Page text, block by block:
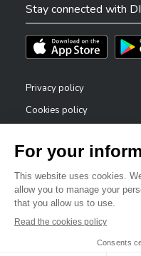
Stay connected with
Téléchargez l'app sur
Privacy policy
Cookies policy
Accessibility statement
Reporting system —
©2026 All rights